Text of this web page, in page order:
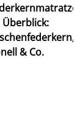
Überblick:
& Co.